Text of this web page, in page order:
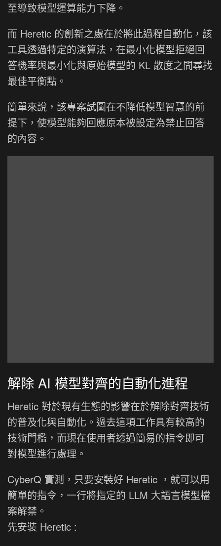
至導致模型運算能力下降。
而 Heretic 的創新之處在於將此過程自動化，該
工具透過特定的演算法，在最小化模型拒絕回
答機率與最小化與原始模型的 KL 散度之間尋找
最佳平衡點。
簡單來說，該專案試圖在不降低模型智慧的前
提下，使模型能夠回應原本被設定為禁止回答
的內容。
解除 AI 模型對齊的自動化進程
Heretic 對於現有生態的影響在於解除對齊技術
的普及化與自動化。過去這項工作具有較高的
技術門檻，而現在使用者透過簡易的指令即可
對模型進行處理。
CyberQ 實測，只要安裝好 Heretic ，就可以用
簡單的指令，一行將指定的 LLM 大語言模型檔
案解禁。
先安裝 Heretic :